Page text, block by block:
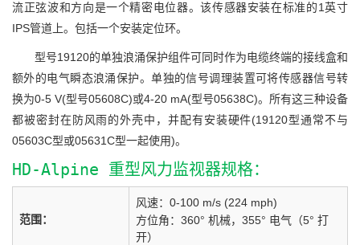
流正弦波和方向是一个精密电位器。该传感器安装在标准的1英寸
IPS管道上。包括一个安装定位环。
型号19120的单独浪涌保护组件可同时作为电缆终端的接线盒和
额外的电气瞬态浪涌保护。单独的信号调理装置可将传感器信号转
换为0-5 V(型号05608C)或4-20 mA(型号05638C)。所有这三种设备
都被密封在防风雨的外壳中，并配有安装硬件(19120型通常不与
05603C型或05631C型一起使用)。
HD-Alpine 重型风力监视器规格：
范围：
风速：0-100 m/s (224 mph)
方位角：360° 机械，355° 电气（5° 打
开）